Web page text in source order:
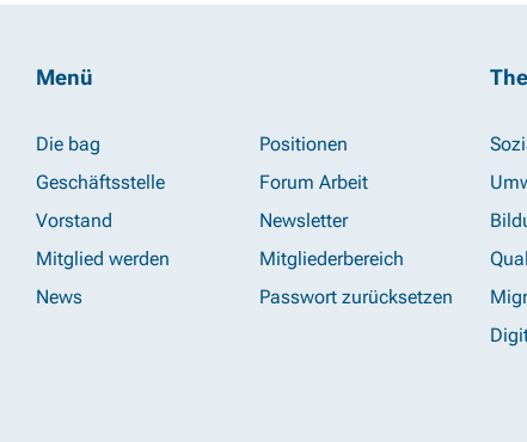
Menü
Die bag
Geschäftsstelle
Vorstand
Mitglied werden
News
Positionen
Forum Arbeit
Newsletter
Mitgliederbereich
Passwort zurücksetzen